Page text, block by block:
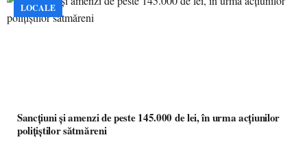
LOCALE
Sancțiuni și amenzi de peste 145.000 de lei, în urma acțiunilor
polițiștilor sătmăreni